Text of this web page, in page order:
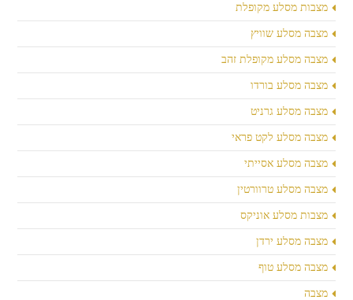
מצבות מסלע מקופלת
מצבה מסלע שוויץ
מצבה מסלע מקופלת זהב
מצבה מסלע בורדו
מצבה מסלע גרניט
מצבה מסלע לקט פראי
מצבה מסלע אסייתי
מצבה מסלע טרוורטין
מצבות מסלע אוניקס
מצבה מסלע ירדן
מצבה מסלע טוף
מצבה